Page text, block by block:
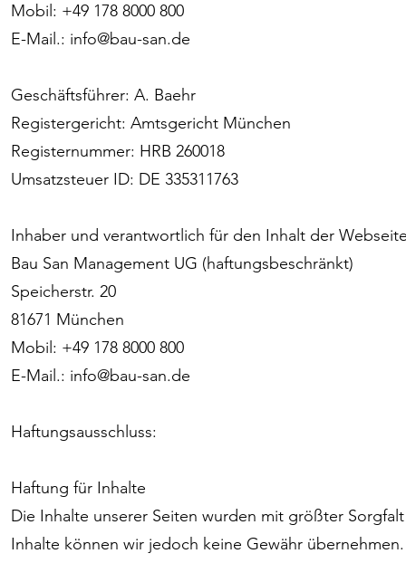
Mobil: +49 178 8000 800
E-Mail.: info@bau-san.de
Geschäftsführer: A. Baehr
Registergericht: Amtsgericht München
Registernummer: HRB 260018
Umsatzsteuer ID: DE 335311763
Inhaber und verantwortlich für den Inhalt der
Bau San Management UG (haftungsbeschränkt)
Speicherstr. 20
81671 München
Mobil: +49 178 8000 800
E-Mail.: info@bau-san.de
Haftungsausschluss:
Haftung für Inhalte
Die Inhalte unserer Seiten wurden mit größter
Inhalte können wir jedoch keine Gewähr